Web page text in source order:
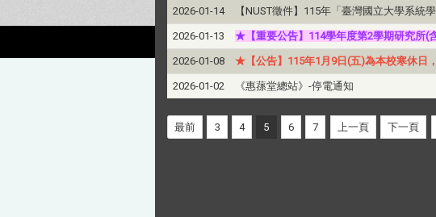
2026-01-14 【NUST徵件】115年「臺灣國立大學系統
2026-01-13 ★【重要公告】114學年度第2學期研究所(
2026-01-08 ★【公告】115年1月9日(五)為本校寒休日
2026-01-02 《惠蓀堂總站》-停電通知
最前 3 4 5 6 7 上一頁 下一頁